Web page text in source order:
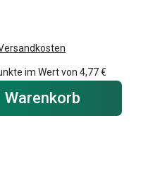
im Wert von 4,77 €
Warenkorb